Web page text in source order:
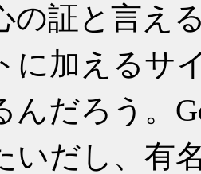
の証と言え
に加えるサ
んだろう。
いだし、有